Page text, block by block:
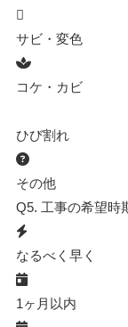
サビ・変色
コケ・カビ
ひび割れ
その他
Q5. 工事の希望時
なるべく早く
1ヶ月以内